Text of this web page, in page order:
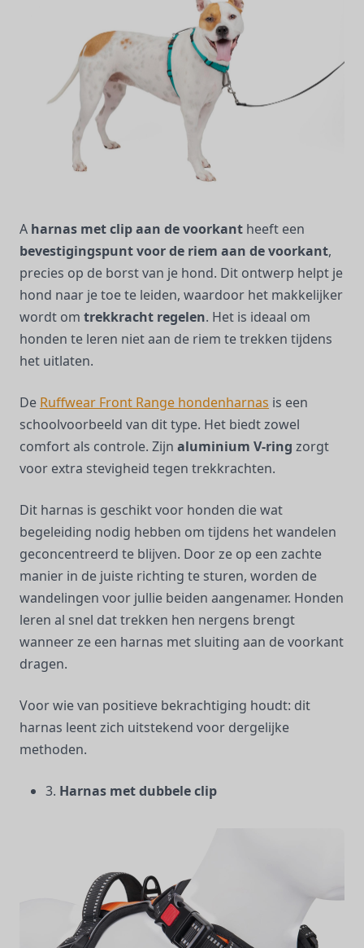
A harnas met clip aan de voorkant heeft een
bevestigingspunt voor de riem aan de voorkant,
precies op de borst van je hond. Dit ontwerp helpt je
hond naar je toe te leiden, waardoor het makkelijker
wordt om trekkracht regelen. Het is ideaal om
honden te leren niet aan de riem te trekken tijdens
het uitlaten.
De Ruffwear Front Range hondenharnas is een
schoolvoorbeeld van dit type. Het biedt zowel
comfort als controle. Zijn aluminium V-ring zorgt
voor extra stevigheid tegen trekkrachten.
Dit harnas is geschikt voor honden die wat
begeleiding nodig hebben om tijdens het wandelen
geconcentreerd te blijven. Door ze op een zachte
manier in de juiste richting te sturen, worden de
wandelingen voor jullie beiden aangenamer. Honden
leren al snel dat trekken hen nergens brengt
wanneer ze een harnas met sluiting aan de voorkant
dragen.
Voor wie van positieve bekrachtiging houdt: dit
harnas leent zich uitstekend voor dergelijke
methoden.
3. Harnas met dubbele clip